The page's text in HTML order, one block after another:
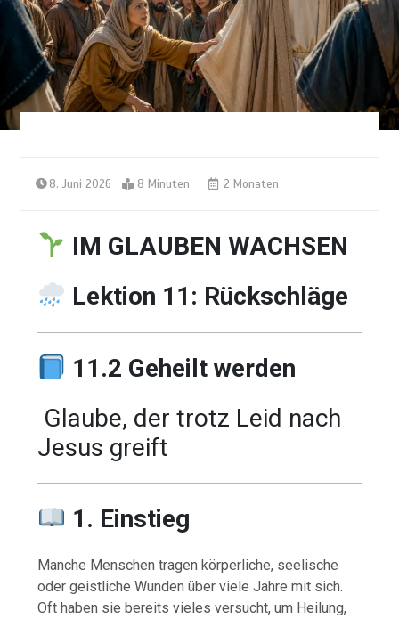
8. Juni 2026 8 Minuten 2 Monaten
IM GLAUBEN WACHSEN
Lektion 11: Rückschläge
11.2 Geheilt werden
Glaube, der trotz Leid nach
Jesus greift
1. Einstieg
Manche Menschen tragen körperliche, seelische
oder geistliche Wunden über viele Jahre mit sich.
Oft haben sie bereits vieles versucht, um Heilung,